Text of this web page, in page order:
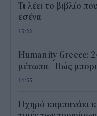
Τι λέει το βιβλίο
εσένα
15:33
Humanity Greece:
μέτωπα - Πώς
14:55
Ηχηρό καμπανάκι